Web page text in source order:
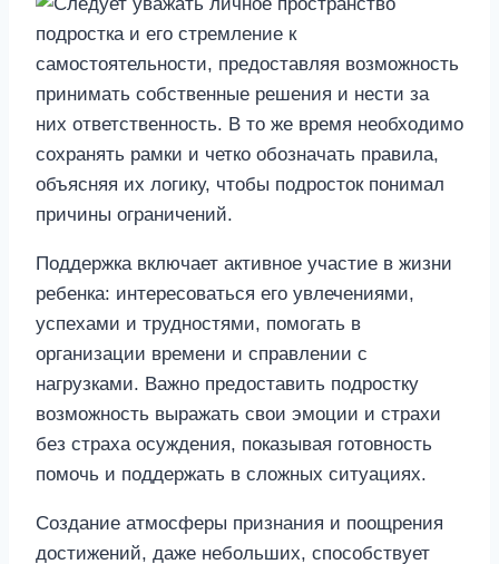
Поддержка включает активное участие в жизни
ребенка: интересоваться его увлечениями,
успехами и трудностями, помогать в
организации времени и справлении с
нагрузками. Важно предоставить подростку
возможность выражать свои эмоции и страхи
без страха осуждения, показывая готовность
помочь и поддержать в сложных ситуациях.
Создание атмосферы признания и поощрения
достижений, даже небольших, способствует